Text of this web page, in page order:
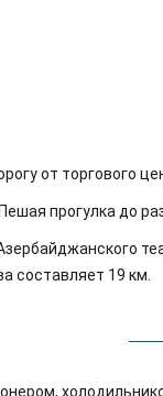
от торгового
прогулка до
составляет 19 км.